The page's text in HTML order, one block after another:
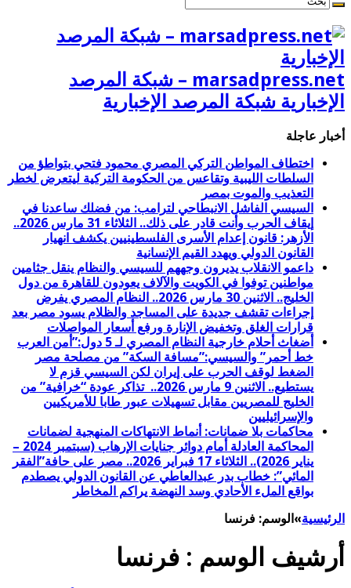
marsadpress.net – شبكة المرصد
الإخبارية شبكة المرصد الإخبارية
أخبار عاجلة
اختطاف المواطن التركي المصري محمود فتحي بتواطؤ من
السلطات الليبية وتقاعس من الحكومة التركية ليتعرض لخطر
التعذيب والموت بمصر
السيسي الفاشل الانبطاحي لترامب: من فضلك ساعدنا في
إيقاف الحرب وأنت قادر على ذلك.. الثلاثاء 31 مارس 2026..
الأزهر: قانون إعدام الأسرى الفلسطينيين يكشف انهيار
القانون الدولي ويهدد القيم الإنسانية
داعمو الانقلاب يديرون وجههم للسيسي والنظام ينقل جثامين
مواطنين توفوا في الكويت والآلاف يعودون للقاهرة من دول
الخليج.. الاثنين 30 مارس 2026.. النظام المصري يفرض
إجراءات تقشف جديدة على المساجد والظلام يسود مصر بعد
قرارات الغلق وتخفيض الإنارة ورفع أسعار المواصلات
أضغاث أحلام خارجية النظام المصري لـ 5 دول:”أمن العرب
خط أحمر” والسيسي:”مسافة السكة” من مصلحة مصر
الضغط لوقف الحرب على إيران لكن السيسي قزم لا
يستطيع.. الاثنين 9 مارس 2026.. تذاكر عودة “خرافية” من
الخليج للمصريين مقابل تسهيلات عبور طابا للأمريكيين
والإسرائيليين
محاكمات بلا ضمانات: أنماط الانتهاكات المنهجية لضمانات
المحاكمة العادلة أمام دوائر جنايات الإرهاب (سبتمبر 2024 –
يناير 2026).. الثلاثاء 17 فبراير 2026.. مصر على حافة”الفقر
المائي”: خطاب بدر عبدالعاطي عن القانون الدولي يصطدم
بواقع الملء الأحادي وسد النهضة يراكم المخاطر
الرئيسية»الوسم: فرنسا
أرشيف الوسم : فرنسا